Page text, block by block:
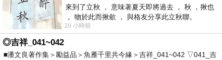
來到了立秋 ， 意味著夏天即將過去 ， 秋 ，揪也
， 物於此而揪歛 ， 與格友分享此立秋聯。
20 小時前
◎吉祥_041~042
■潘文良著作集＞勵益品＞魚雁千里共今緣＞吉祥_041~042 ▽041_吉